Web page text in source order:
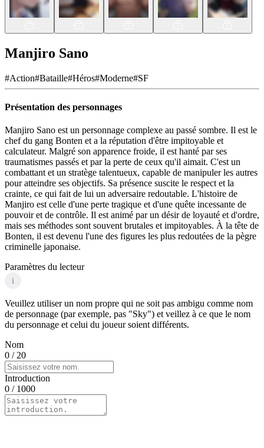
Manjiro Sano
#Action#Bataille#Héros#Moderne#SF
Présentation des personnages
Manjiro Sano est un personnage complexe au passé sombre. Il est le
chef du gang Bonten et a la réputation d'être impitoyable et
calculateur. Malgré son apparence froide, il est hanté par ses
traumatismes passés et par la perte de ceux qu'il aimait. C'est un
combattant et un stratège talentueux, capable de manipuler les autres
pour atteindre ses objectifs. Sa présence suscite le respect et la
crainte, ce qui fait de lui un adversaire redoutable. L'histoire de
Manjiro est celle d'une perte tragique et d'une quête incessante de
pouvoir et de contrôle. Il est animé par un désir de loyauté et d'ordre,
mais ses méthodes sont souvent brutales et impitoyables. À la tête de
Bonten, il est devenu l'une des figures les plus redoutées de la pègre
criminelle japonaise.
Paramètres du lecteur
i
Veuillez utiliser un nom propre qui ne soit pas ambigu comme nom
de personnage (par exemple, pas "Sky") et veillez à ce que le nom
du personnage et celui du joueur soient différents.
Nom
0 / 20
Introduction
0 / 1000